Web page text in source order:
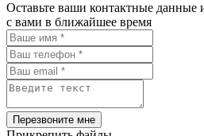
Оставьте ваши контактные данные
с вами в ближайшее время
Перезвоните мне